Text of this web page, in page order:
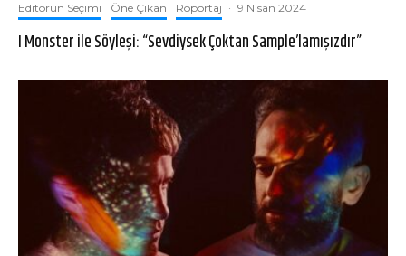
Editörün Seçimi Öne Çıkan Röportaj · 9 Nisan 2024
I Monster ile Söyleşi: “Sevdiysek Çoktan Sample’lamışızdır”